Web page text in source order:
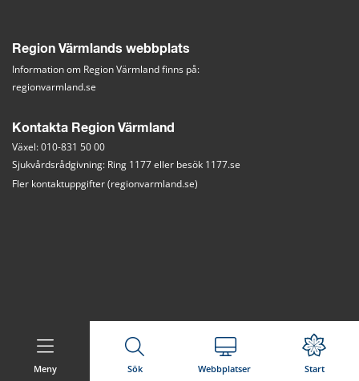
Meny Sök Webbplatser Start
Region Värmlands webbplats
Information om Region Värmland finns på:
regionvarmland.se
Kontakta Region Värmland
Växel: 010-831 50 00
Sjukvårdsrådgivning: Ring 1177 eller besök 1177.se
Fler kontaktuppgifter (regionvarmland.se)